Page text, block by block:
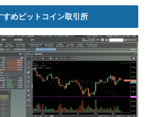
すめビットコイン取引所